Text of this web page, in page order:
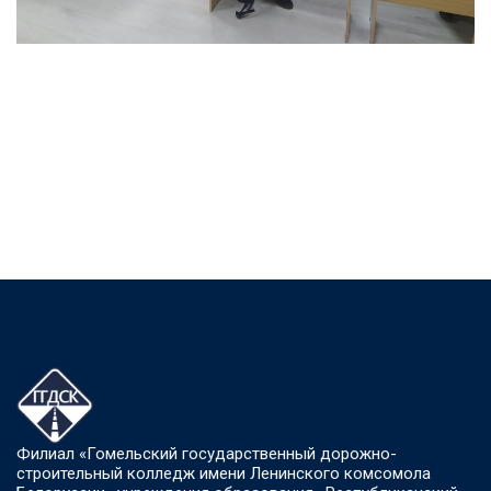
Филиал «Гомельский государственный дорожно-
строительный колледж имени Ленинского комсомола